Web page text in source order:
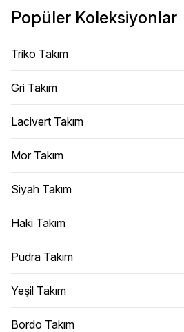
Popüler Koleksiyonlar
Triko Takım
Gri Takım
Lacivert Takım
Mor Takım
Siyah Takım
Haki Takım
Pudra Takım
Yeşil Takım
Bordo Takım